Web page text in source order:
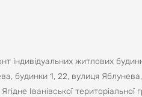
індивідуальних житлових
будинки 1, 22, вулиця
Іванівської територіальної